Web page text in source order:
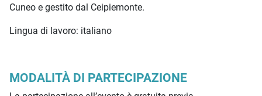
Cuneo e gestito dal Ceipiemonte.
Lingua di lavoro: italiano
MODALITÀ DI PARTECIPAZIONE